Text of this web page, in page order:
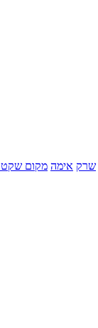
שרק אימה מקום שקט 2